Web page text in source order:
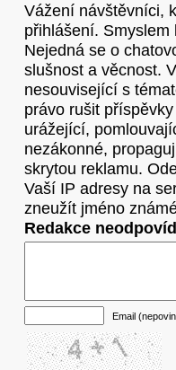
Vážení návštěvníci,
přihlášení.
Nejedná se o
slušnost a věcnost.
nesouvisející s
právo rušit
urážející,
nezákonné,
skrytou reklamu.
Vaší IP adresy na
zneužít jméno
Redakce
Email